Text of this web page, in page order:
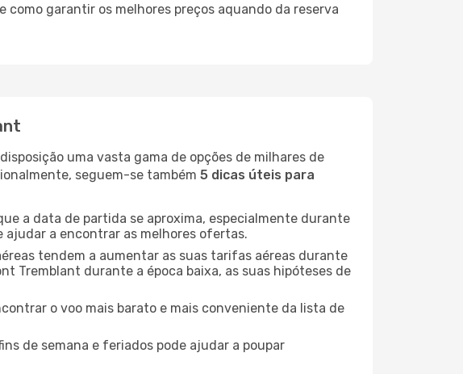
como garantir os melhores preços aquando da reserva
uma vasta gama de opções de milhares de
seguem-se também 5 dicas úteis para
a data de partida se aproxima, especialmente durante
ajudar a encontrar as melhores ofertas.
tendem a aumentar as suas tarifas aéreas durante
Tremblant durante a época baixa, as suas hipóteses de
o voo mais barato e mais conveniente da lista de
de semana e feriados pode ajudar a poupar